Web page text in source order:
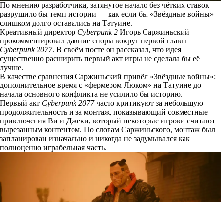
По мнению разработчика, затянутое начало без чётких ставок
разрушило бы темп истории — как если бы «Звёздные войны»
слишком долго оставались на Татуине.
Креативный директор Cyberpunk 2 Игорь Саржиньский
прокомментировал давние споры вокруг первой главы
Cyberpunk 2077. В своём посте он рассказал, что идея
существенно расширить первый акт игры не сделала бы её
лучше.
В качестве сравнения Саржиньский привёл «Звёздные войны»:
дополнительное время с «фермером Люком» на Татуине до
начала основного конфликта не усилило бы историю.
Первый акт Cyberpunk 2077часто критикуют за небольшую
продолжительность и за монтаж, показывающий совместные
приключения Ви и Джеки, который некоторые игроки считают
вырезанным контентом. По словам Саржиньского, монтаж был
запланирован изначально и никогда не задумывался как
полноценно играбельная часть.